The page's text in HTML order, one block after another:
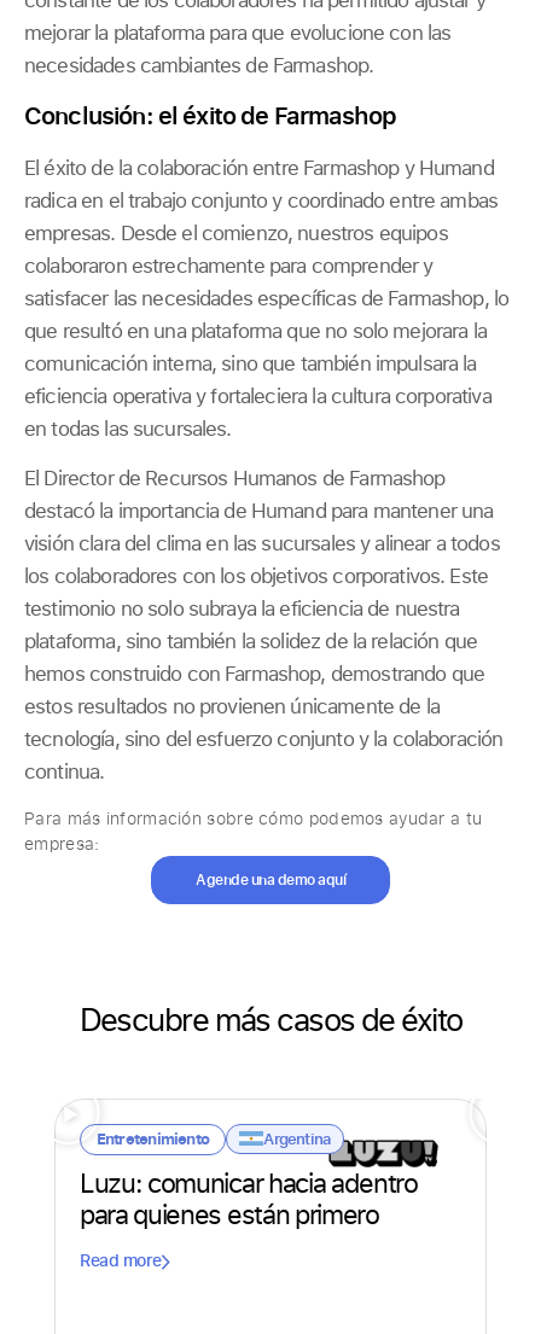
mejorar la plataforma para que evolucione con las
necesidades cambiantes de Farmashop.
Conclusión: el éxito de Farmashop
El éxito de la colaboración entre Farmashop y Humand
radica en el trabajo conjunto y coordinado entre ambas
empresas. Desde el comienzo, nuestros equipos
colaboraron estrechamente para comprender y
satisfacer las necesidades específicas de Farmashop, lo
que resultó en una plataforma que no solo mejorara la
comunicación interna, sino que también impulsara la
eficiencia operativa y fortaleciera la cultura corporativa
en todas las sucursales.
El Director de Recursos Humanos de Farmashop
destacó la importancia de Humand para mantener una
visión clara del clima en las sucursales y alinear a todos
los colaboradores con los objetivos corporativos. Este
testimonio no solo subraya la eficiencia de nuestra
plataforma, sino también la solidez de la relación que
hemos construido con Farmashop, demostrando que
estos resultados no provienen únicamente de la
tecnología, sino del esfuerzo conjunto y la colaboración
continua.
Para más información sobre cómo podemos ayudar a tu
empresa:
Agende una demo aquí
Descubre más casos de éxito
Entretenimiento Argentina
Luzu: comunicar hacia adentro
para quienes están primero
Read more